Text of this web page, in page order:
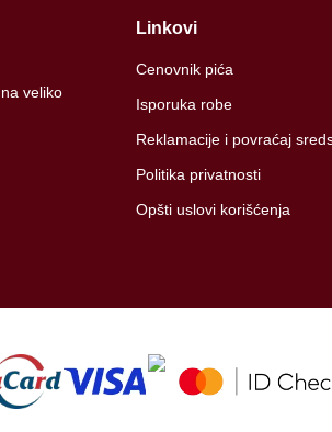
veliko
Linkovi
Cenovnik pića
Isporuka robe
Reklamacije i povraćaj
Politika privatnosti
Opšti uslovi korišćenja